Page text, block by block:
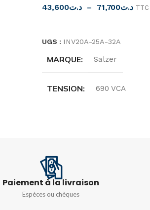
د.ت43,600 – د.ت71,700 TTC
UGS : INV20A-25A-32A
MARQUE Salzer
TENSION 690 VCA
PÔLE
Paiement à la livraison
Espèces ou chèques